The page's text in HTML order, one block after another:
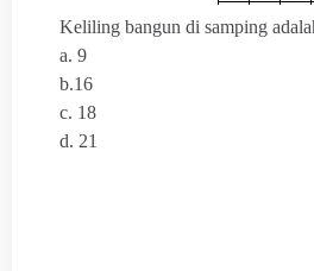
Keliling bangun di samping
a. 9
b.16
c. 18
d. 21